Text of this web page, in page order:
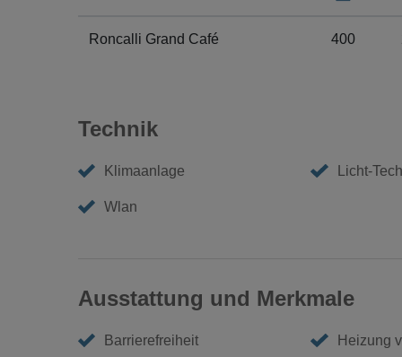
Roncalli Grand Café 400
Technik
Klimaanlage Licht-
Wlan
Ausstattung und Merkmale
Barrierefreiheit Heizung